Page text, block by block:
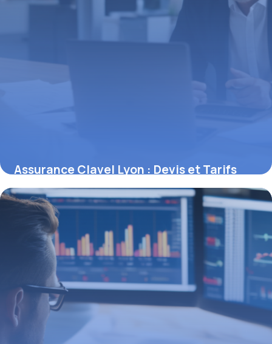
Assurance Clavel Lyon : Devis et Tarifs
2026
7 mai 2026